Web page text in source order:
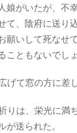
娘がいたが、不
て、陰府に送り
願いして死なせ
こともないでしょ
げて窓の方に差
りは、栄光に満
送られた。